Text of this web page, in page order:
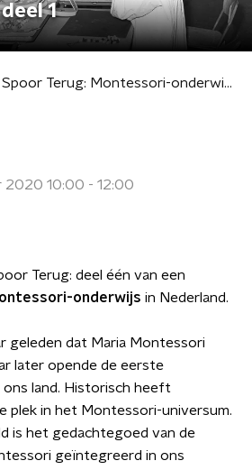
1
Het Spoor Terug: Montessori-onderwijs, deel 1
2020 10:00 - 12:00
Terug: deel één van een
onderwijs in Nederland.
geleden dat Maria Montessori
later opende de eerste
land. Historisch heeft
plek in het Montessori-universum.
is het gedachtegoed van de
geïntegreerd in ons